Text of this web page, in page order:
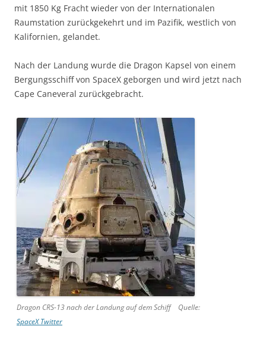
mit 1850 Kg Fracht wieder von der Internationalen
Raumstation zurückgekehrt und im Pazifik, westlich von
Kalifornien, gelandet.
Nach der Landung wurde die Dragon Kapsel von einem
Bergungsschiff von SpaceX geborgen und wird jetzt nach
Cape Caneveral zurückgebracht.
Dragon CRS-13 nach der Landung auf dem Schiff Quelle:
SpaceX Twitter